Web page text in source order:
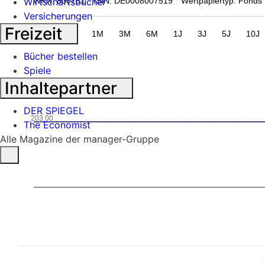
1T 1M 3M 6M 1J 3J 5J 10J
203,00
Versicherungen
Freizeit
Bücher bestellen
Spiele
Inhaltepartner
DER SPIEGEL
The Economist
Alle Magazine der manager-Gruppe